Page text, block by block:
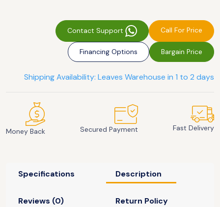
Call For Price
Bargain Price
Financing Options
Shipping Availability: Leaves Warehouse in 1 to 2 days
Fast Delivery
Secured Payment
Money Back
Description
Specifications
Return Policy
Reviews (0)